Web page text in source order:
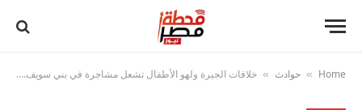
Home
» حوادث » خلافات الجيرة ولهو الأطفال تشعل مشاجرة في بني سويف.. وإصابة فتاة بعد التعدي بالحجارة على منزل أسرة